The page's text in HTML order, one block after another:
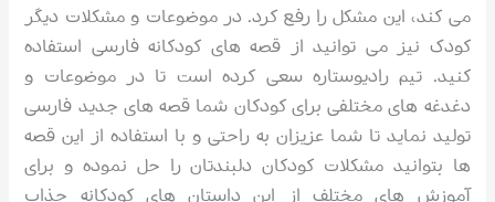
می کند، این مشکل را رفع کرد. در موضوعات و مشکلات دیگر
کودک نیز می توانید از قصه های کودکانه فارسی استفاده
کنید. تیم رادیوستاره سعی کرده است تا در موضوعات و
دغدغه های مختلفی برای کودکان شما قصه های جدید فارسی
تولید نماید تا شما عزیزان به راحتی و با استفاده از این قصه
ها بتوانید مشکلات کودکان دلبندتان را حل نموده و برای
آموزش های مختلف از این داستان های کودکانه جذاب